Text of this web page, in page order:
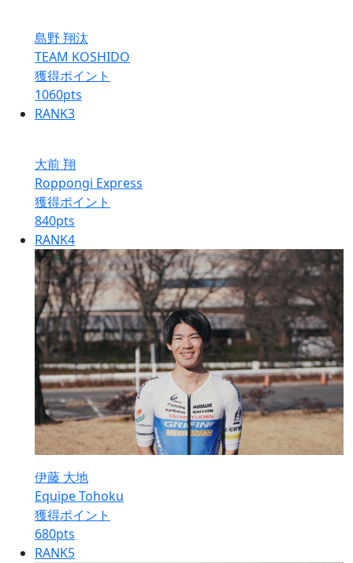
島野 翔汰
TEAM KOSHIDO
獲得ポイント
1060pts
RANK3
大前 翔
Roppongi Express
獲得ポイント
840pts
RANK4
伊藤 大地
Equipe Tohoku
獲得ポイント
680pts
RANK5